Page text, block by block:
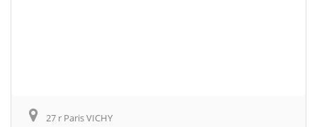
27 r Paris VICHY